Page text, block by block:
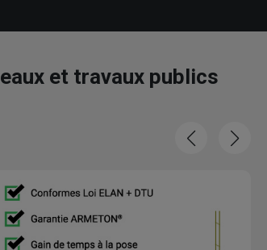
et travaux publics